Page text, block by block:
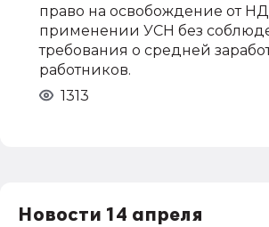
право на освобождение от
применении УСН без
требования о средней
работников.
1313
Новости 14 апреля